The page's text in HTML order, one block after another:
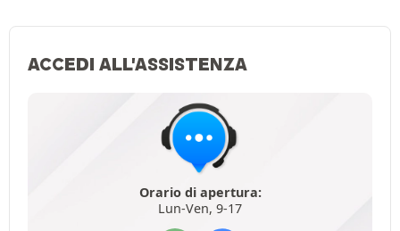
ACCEDI ALL'ASSISTENZA
Orario di apertura:
Lun-Ven, 9-17